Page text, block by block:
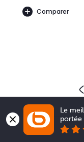
Comparer
Le
portée